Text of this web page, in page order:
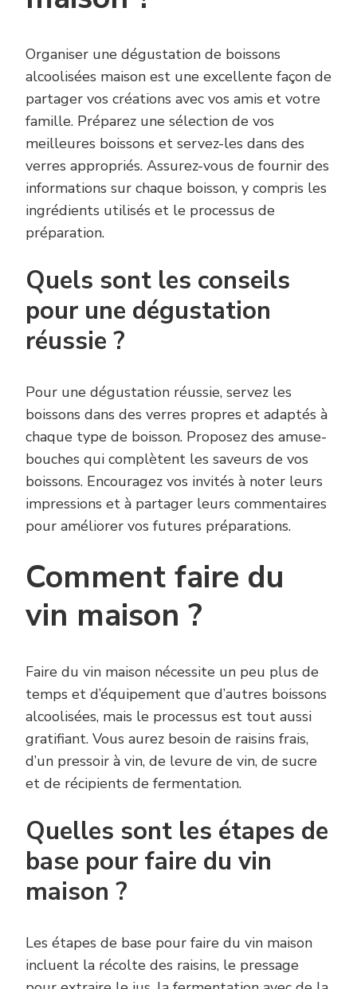
Organiser une dégustation de boissons
alcoolisées maison est une excellente façon de
partager vos créations avec vos amis et votre
famille. Préparez une sélection de vos
meilleures boissons et servez-les dans des
verres appropriés. Assurez-vous de fournir des
informations sur chaque boisson, y compris les
ingrédients utilisés et le processus de
préparation.
Quels sont les conseils
pour une dégustation
réussie ?
Pour une dégustation réussie, servez les
boissons dans des verres propres et adaptés à
chaque type de boisson. Proposez des amuse-
bouches qui complètent les saveurs de vos
boissons. Encouragez vos invités à noter leurs
impressions et à partager leurs commentaires
pour améliorer vos futures préparations.
Comment faire du
vin maison ?
Faire du vin maison nécessite un peu plus de
temps et d’équipement que d’autres boissons
alcoolisées, mais le processus est tout aussi
gratifiant. Vous aurez besoin de raisins frais,
d’un pressoir à vin, de levure de vin, de sucre
et de récipients de fermentation.
Quelles sont les étapes de
base pour faire du vin
maison ?
Les étapes de base pour faire du vin maison
incluent la récolte des raisins, le pressage